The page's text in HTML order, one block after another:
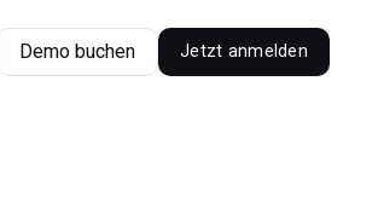
Demo buchen Jetzt anmelden